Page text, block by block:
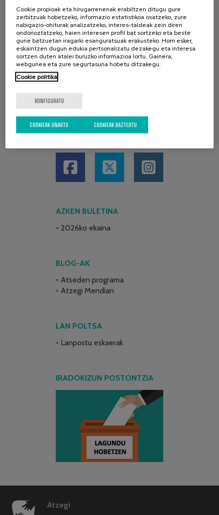
AZKEN BULETINA
2026ko ekaina
BLOG-AK
Atseden programa
Atzegi Mendian
LAN POLTSA
Lanpostu eskaerak
IRADOKIZUN POSTONTZIA
Atzegi
Cookie propioak eta hirugarrenenak erabiltzen ditugu gure
zerbitzuak hobetzeko, informazio estatistikoa osatzeko, zure
nabigazio-ohiturak analizatzeko, interes-taldeak zein diren
ondorioztatzeko, haien interesen profil bat sortzeko eta beste
gune batzuetan iragarki esanguratsuak erakusteko. Horri esker,
eskaintzen dugun edukia pertsonalizatu dezakegu eta interesa
sortzen duten atalei buruzko informazioa lortu. Gainera,
webgunea eta zure segurtasuna hobetu ditzakegu.
Cookie politika
KONFIGURATU
COOKIEAK BAZTERTU
COOKIEAK ONARTU